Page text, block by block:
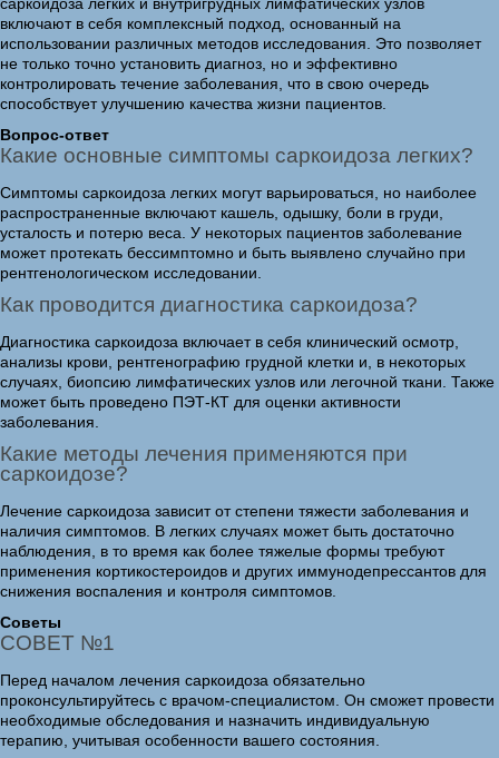
включают в себя комплексный подход, основанный на
использовании различных методов исследования. Это позволяет
не только точно установить диагноз, но и эффективно
контролировать течение заболевания, что в свою очередь
способствует улучшению качества жизни пациентов.
Вопрос-ответ
Какие основные симптомы саркоидоза легких?
Симптомы саркоидоза легких могут варьироваться, но наиболее
распространенные включают кашель, одышку, боли в груди,
усталость и потерю веса. У некоторых пациентов заболевание
может протекать бессимптомно и быть выявлено случайно при
рентгенологическом исследовании.
Как проводится диагностика саркоидоза?
Диагностика саркоидоза включает в себя клинический осмотр,
анализы крови, рентгенографию грудной клетки и, в некоторых
случаях, биопсию лимфатических узлов или легочной ткани. Также
может быть проведено ПЭТ-КТ для оценки активности
заболевания.
Какие методы лечения применяются при
саркоидозе?
Лечение саркоидоза зависит от степени тяжести заболевания и
наличия симптомов. В легких случаях может быть достаточно
наблюдения, в то время как более тяжелые формы требуют
применения кортикостероидов и других иммунодепрессантов для
снижения воспаления и контроля симптомов.
Советы
СОВЕТ №1
Перед началом лечения саркоидоза обязательно
проконсультируйтесь с врачом-специалистом. Он сможет провести
необходимые обследования и назначить индивидуальную
терапию, учитывая особенности вашего состояния.